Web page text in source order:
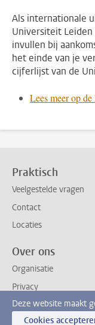
Als internationale
Universiteit
invullen bij
het einde van je
cijferlijst van de
Lees meer op
Praktisch
Veelgestelde vragen
Contact
Locaties
Over ons
Organisatie
Privacy
Deze website maakt
Cookies